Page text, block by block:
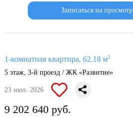
Записаться на просмотр
1-комнатная квартира, 62.18 м2
5 этаж, 3-й проезд / ЖК «Развитие»
23 июл. 2026
9 202 640 руб.